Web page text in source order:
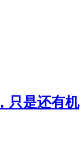
只是还有机